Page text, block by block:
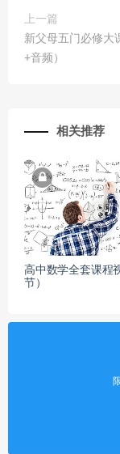
上一篇
新父母五门必修大
+音频）
相关推荐
高中数学全套课程
节）